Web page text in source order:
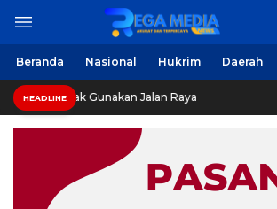
Beranda Nasional Hukrim Daerah
HEADLINEJalan Raya